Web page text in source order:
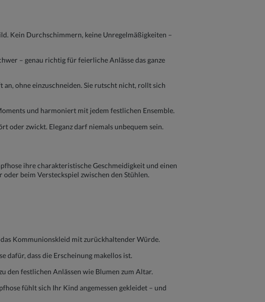
Kein Durchschimmern, keine Unregelmäßigkeiten –
– genau richtig für feierliche Anlässe das ganze
ohne einzuschneiden. Sie rutscht nicht, rollt sich
und harmoniert mit jedem festlichen Ensemble.
oder zwickt. Eleganz darf niemals unbequem sein.
ihre charakteristische Geschmeidigkeit und einen
beim Versteckspiel zwischen den Stühlen.
Kommunionskleid mit zurückhaltender Würde.
dafür, dass die Erscheinung makellos ist.
den festlichen Anlässen wie Blumen zum Altar.
fühlt sich Ihr Kind angemessen gekleidet – und